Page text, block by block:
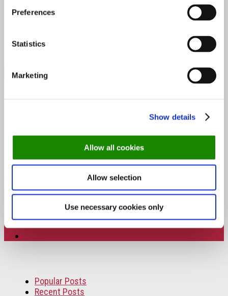
Preferences
Statistics
Marketing
Show details
Allow all cookies
Allow selection
Use necessary cookies only
Danske økologiske oste, knækbrød og sødt Dkr 95,-
2 flasker vin (1 hvid og en rød) Dkr 275,-
Bestil takeaway ➤
Nu kan du få påskebuffet fra Støvlet
Katrines Hus med hjem
Lad Michelinkokke stå for maden:
Follow:
Popular Posts
Recent Posts